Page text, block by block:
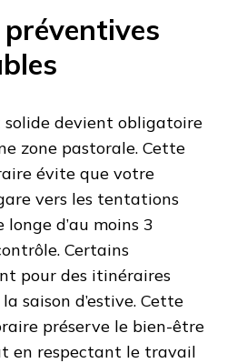
solide devient obligatoire
zone pastorale. Cette
évite que votre
vers les tentations
d’au moins 3
Certains
pour des itinéraires
saison d’estive. Cette
préserve le bien-être
en respectant le travail